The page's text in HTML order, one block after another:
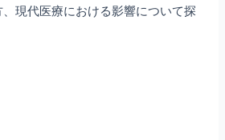
現代医療における影響について探